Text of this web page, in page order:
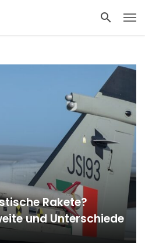
Rakete?
und Unterschiede